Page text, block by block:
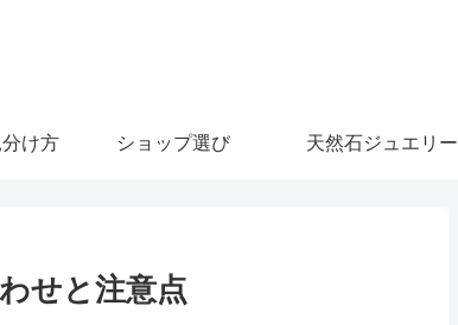
け方 ショップ選び 天然石ジュエリー
せと注意点